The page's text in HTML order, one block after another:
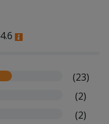
4.6
(23)
(2)
(2)